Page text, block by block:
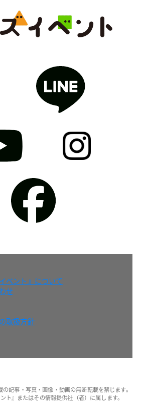
ベント』について
せ
取扱方針
の記事・写真・画像・動画の無断転載を禁じます。
ト』またはその情報提供社（者）に属します。